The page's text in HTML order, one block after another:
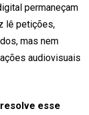
permaneçam
lê petições,
mas nem
audiovisuais
esse